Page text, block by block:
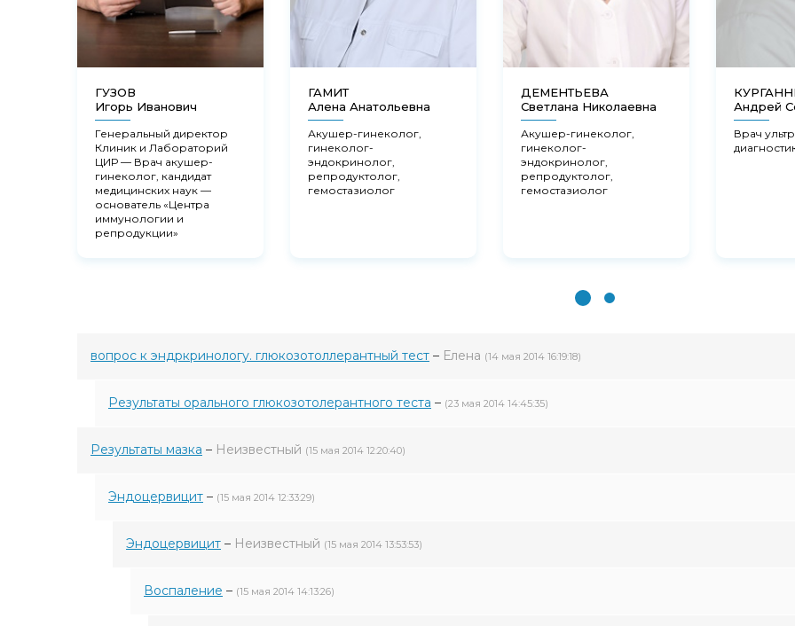
ГУЗОВ
Игорь Иванович
Генеральный директор
Клиник и Лабораторий
ЦИР — Врач акушер-
гинеколог, кандидат
медицинских наук —
основатель «Центра
иммунологии и
репродукции»
ГАМИТ
Алена Анатольевна
Акушер-гинеколог,
гинеколог-
эндокринолог,
репродуктолог,
гемостазиолог
ДЕМЕНТЬЕВА
Светлана Николаевна
Акушер-гинеколог,
гинеколог-
эндокринолог,
репродуктолог,
гемостазиолог
Андрей
Врач
вопрос к эндркринологу. глюкозотоллерантный тест – Елена (14 мая 2014 16:19:18)
Результаты орального глюкозотолерантного теста – (23 мая 2014 14:45:35)
Результаты мазка – Неизвестный (15 мая 2014 12:20:40)
Эндоцервицит – (15 мая 2014 12:33:29)
Эндоцервицит – Неизвестный (15 мая 2014 13:53:53)
Воспаление – (15 мая 2014 14:13:26)